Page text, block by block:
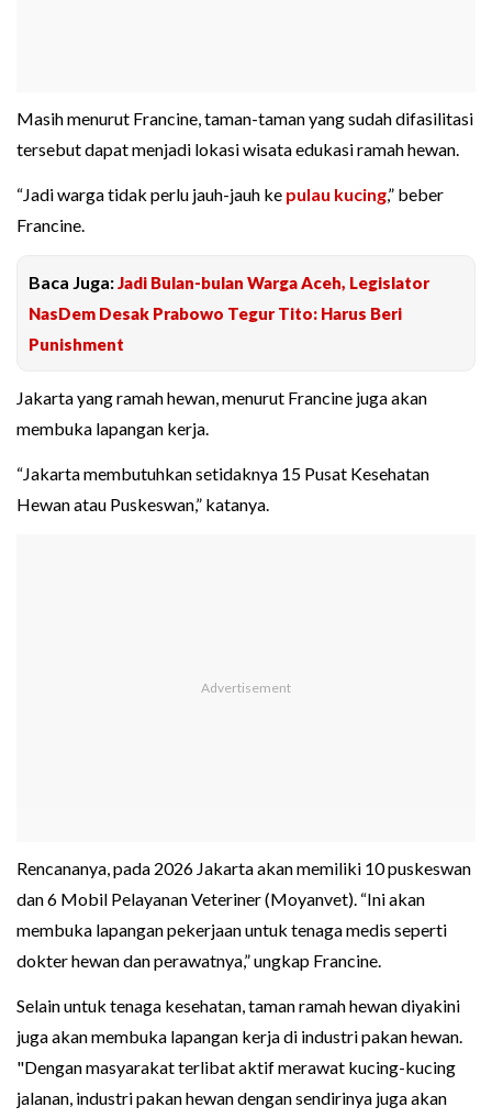
Masih menurut Francine, taman-taman yang sudah difasilitasi
tersebut dapat menjadi lokasi wisata edukasi ramah hewan.
“Jadi warga tidak perlu jauh-jauh ke pulau kucing,” beber
Francine.
Baca Juga: Jadi Bulan-bulan Warga Aceh, Legislator
NasDem Desak Prabowo Tegur Tito: Harus Beri
Punishment
Jakarta yang ramah hewan, menurut Francine juga akan
membuka lapangan kerja.
“Jakarta membutuhkan setidaknya 15 Pusat Kesehatan
Hewan atau Puskeswan,” katanya.
Rencananya, pada 2026 Jakarta akan memiliki 10 puskeswan
dan 6 Mobil Pelayanan Veteriner (Moyanvet). “Ini akan
membuka lapangan pekerjaan untuk tenaga medis seperti
dokter hewan dan perawatnya,” ungkap Francine.
Selain untuk tenaga kesehatan, taman ramah hewan diyakini
juga akan membuka lapangan kerja di industri pakan hewan.
"Dengan masyarakat terlibat aktif merawat kucing-kucing
jalanan, industri pakan hewan dengan sendirinya juga akan